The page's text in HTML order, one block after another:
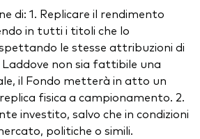
di: 1. Replicare il rendimento
in tutti i titoli che lo
le stesse attribuzioni di
Laddove non sia fattibile una
il Fondo metterà in atto un
fisica a campionamento. 2.
investito, salvo che in condizioni
politiche o simili.